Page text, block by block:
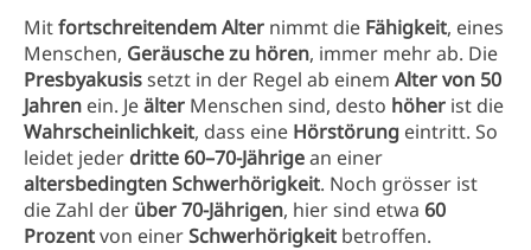
Mitfortschreitendem Alter nimmt die Fähigkeit, eines
Menschen, Geräusche zu hören, immer mehr ab. Die
Presbyakusissetzt in der Regel ab einem Alter von 50
Jahren ein. Jeälter Menschen sind, desto höher ist die
Wahrscheinlichkeit, dass eine Hörstörung eintritt. So
leidet jeder dritte 60–70-Jährigean einer
altersbedingten Schwerhörigkeit. Noch grösser ist
die Zahl der über 70-Jährigen, hier sind etwa 60
Prozentvon einerSchwerhörigkeit betroffen.